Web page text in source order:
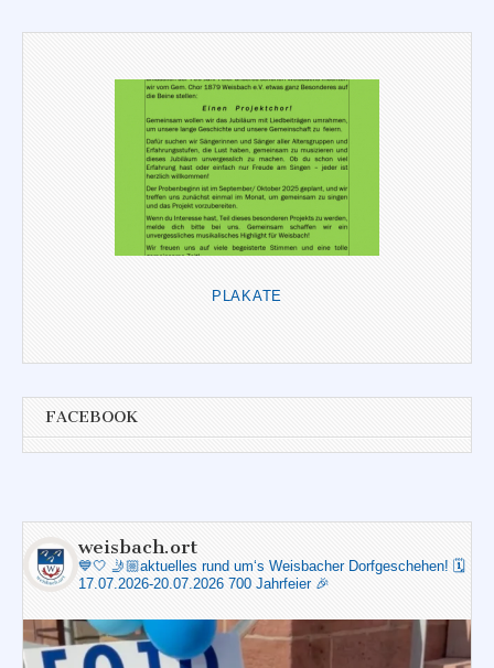
PLAKATE
FACEBOOK
weisbach.ort
💙🤍 🤳🏼aktuelles rund um‘s Weisbacher Dorfgeschehen! 🗓️
17.07.2026-20.07.2026 700 Jahrfeier 🎉